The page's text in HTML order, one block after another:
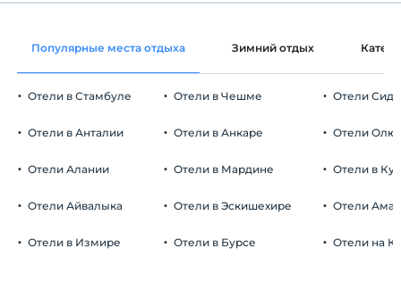
Общие зоны и все комнаты
Автостоянка
Бесплатно Частная парковка
Зарегистрироваться
Время выезда
До 12:00
Домашние животные
С детей младше 2 плата не взимается.
Популярные места отдыха Зимний отдых
Отели в Стамбуле
Отели в Анталии
Отели Алании
Отели Айвалыка
Отели в Измире
Отели в Чешме
Отели в Анкаре
Отели в Мардине
Отели в Эскишехире
Отели в Бурсе
Отели Сиде
Отели
Отели в
Отели
Отели на